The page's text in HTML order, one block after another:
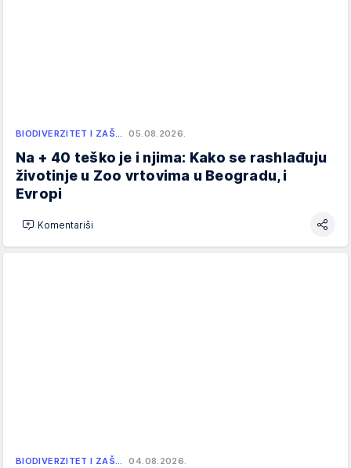
BIODIVERZITET I ZAŠ… 05.08.2026.
Na + 40 teško je i njima: Kako se rashlađuju
životinje u Zoo vrtovima u Beogradu, i
Evropi
Komentariši
BIODIVERZITET I ZAŠ… 04.08.2026.